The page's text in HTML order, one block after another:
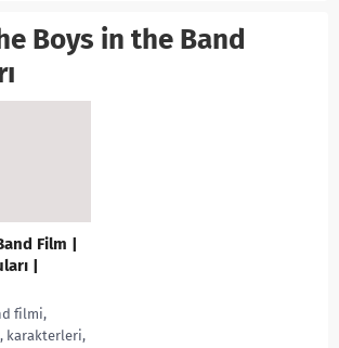
Boys in the Band
Film |
|
filmi,
karakterleri,